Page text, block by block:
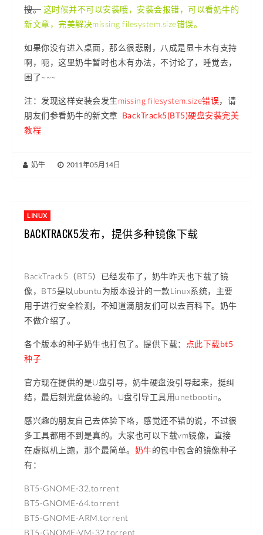
搜。 这时候并不可以安装哦，安装会报错，可以看奶牛的
新文章，完美解决missing filesystem.size错误。
如果你没有进入桌面，那么很悲剧，八成是显卡木有支持
啊，呃，这里奶牛暂时也木有办法，不讨论了，睡觉去，
困了~~~
注：发现这样安装会发生missing filesystem.size错误，请
朋友们参看奶牛的新文章 BackTrack5(BT5)硬盘安装完美
教程
奶牛 2011年05月14日
LINUX
BACKTRACK5发布，提供多种镜像下载
BackTrack5（BT5）已经发布了，奶牛昨天也下载了镜
像，BT5是以ubuntu为版本设计的一款Linux系统，主要
用于进行安全检测，不知道滴朋友们可以去百科下。奶牛
不做介绍了。
各个版本的种子奶牛也打包了。提供下载：
点此下载bt5
种子
官方现在提供的是U盘引导，奶牛硬盘没引导起来，挺纠
结，最后刻光盘体验的。U盘引导工具用unetbootin。
感兴趣的朋友自己去体验下咯，感觉还不错的说，不过很
多工具都用不到是真的。大家也可以下载vm镜像，直接
在虚拟机上跑，那个最简单。 奶牛的包中包含的镜像种子
有：
BT5-GNOME-32.torrent
BT5-GNOME-64.torrent
BT5-GNOME-ARM.torrent
BT5-GNOME-VM-32.torrent